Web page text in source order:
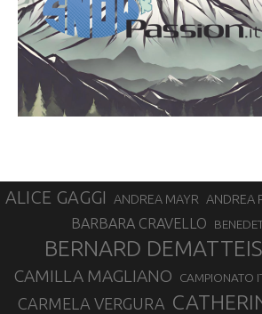
ALICE GAGGI ANDREA MAYR ANDREA
BARBARA CRAVELLO
BERNARD DEMATTEIS
CAMILLA MAGLIANO CAMPIONATO
CARMELA VERGURA